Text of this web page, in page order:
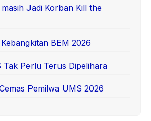
Jadi Korban Kill the
BEM 2026
Tak Perlu Terus Dipelihara
Pemilwa UMS 2026